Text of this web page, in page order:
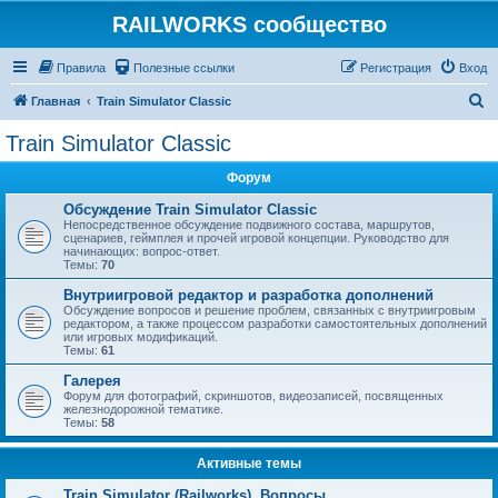
RAILWORKS сообщество
Правила Полезные ссылки Вход
Регистрация
Главная Train Simulator Classic
Train Simulator Classic
Форум
Обсуждение Train Simulator Classic
Непосредственное обсуждение подвижного состава, маршрутов,
сценариев, геймплея и прочей игровой концепции. Руководство для
начинающих: вопрос-ответ.
Темы: 70
Внутриигровой редактор и разработка дополнений
Обсуждение вопросов и решение проблем, связанных с внутриигровым
редактором, а также процессом разработки самостоятельных дополнений
или игровых модификаций.
Темы: 61
Галерея
Форум для фотографий, скриншотов, видеозаписей, посвященных
железнодорожной тематике.
Темы: 58
Активные темы